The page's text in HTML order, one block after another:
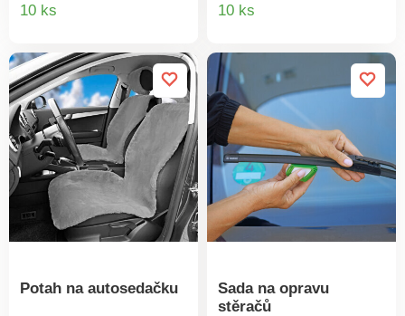
beder to umožní.
připevnění a vhodné pro
všechny standardní
autosedačky.
Anatomický + měkce
polstrovaný. Uvolňuje
páteř + hýždě. Odstraní
napětí. Snadné
připevnění na přezky.
Vhodné pro všechna
10 ks
přemístit. Jednoduché
velikost. Victor Tools.
10 ks
Potah na autosedačku
Sada na opravu
stěračů